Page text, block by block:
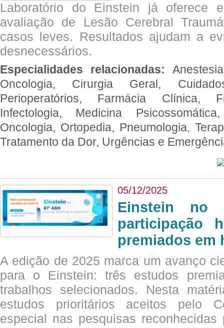
Laboratório do Einstein já oferece
avaliação de Lesão Cerebral
casos leves. Resultados ajudam a
desnecessários.
Especialidades relacionadas:
Oncologia, Cirurgia Geral,
Perioperatórios, Farmácia Clínica,
Infectologia, Medicina
Oncologia, Ortopedia, Pneumologia,
Tratamento da Dor, Urgências e
05/12/2025
Einstein no
participação
premiados em
A edição de 2025 marca um avanço
para o Einstein: três estudos
trabalhos selecionados. Nesta
estudos prioritários aceitos pelo
especial nas pesquisas